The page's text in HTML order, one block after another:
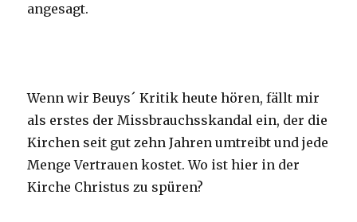
angesagt.
Wenn wir Beuys´ Kritik heute hören, fällt mir
als erstes der Missbrauchsskandal ein, der die
Kirchen seit gut zehn Jahren umtreibt und jede
Menge Vertrauen kostet. Wo ist hier in der
Kirche Christus zu spüren?